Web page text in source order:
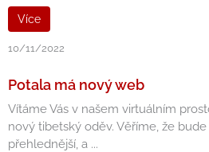
Více
10/11/2022
Potala má nový web
Vítáme Vás v našem virtuálním
nový tibetský oděv. Věříme, že
přehlednější, a ...